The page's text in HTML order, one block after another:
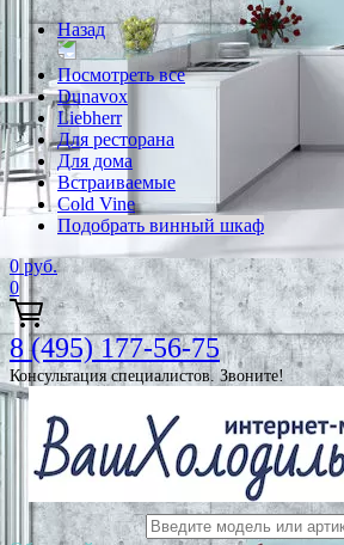
Назад
Посмотреть все
Dunavox
Liebherr
Для ресторана
Для дома
Встраиваемые
Cold Vine
Подобрать винный шкаф
0 руб.
0
8 (495) 177-56-75
Консультация специалистов. Звоните!